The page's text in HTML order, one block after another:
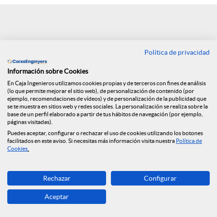
R
e
d
e
s
Segunda edición de
los Cuadernos de
Finanzas y Seguros
Os presentamos la segunda edición de
los Cuadernos de finanzas y seguros:
Política de privacidad
Información sobre Cookies
En Caja Ingenieros utilizamos cookies propias y de terceros con fines de análisis
(lo que permite mejorar el sitio web), de personalización de contenido (por
ejemplo, recomendaciones de vídeos) y de personalización de la publicidad que
se te muestra en sitios web y redes sociales. La personalización se realiza sobre la
base de un perfil elaborado a partir de tus hábitos de navegación (por ejemplo,
páginas visitadas).
Puedes aceptar, configurar o rechazar el uso de cookies utilizando los botones
facilitados en este aviso. Si necesitas más información visita nuestra Política de
Cookies
Rechazar Configurar
Aceptar